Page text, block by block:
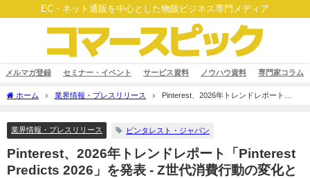
EC・ネット通販を中心とした物販ビジネス専門メディア
メルマガ登録 セミナー・イベント サービス資料 ノウハウ資料 専門家コラム
ホーム 業界情報・プレスリリース
Pinterest、2026年トレンドレポート
業界情報・プレスリリース
ピンタレスト・ジャパン
Pinterest、2026年トレンドレポート「Pinterest
Predicts 2026」を発表 - Z世代消費行動の変化と